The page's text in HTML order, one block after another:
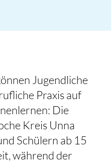
Jugendliche
Praxis auf
Die
Kreis Unna
Schülern ab 15
während der